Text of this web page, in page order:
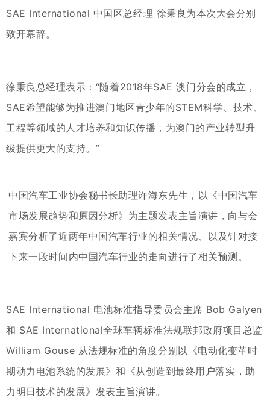
SAE International 中国区总经理 徐秉良为本次大会分别
致开幕辞。
徐秉良总经理表示：“随着2018年SAE 澳门分会的成立，
SAE希望能够为推进澳门地区青少年的STEM科学、技术、
工程等领域的人才培养和知识传播，为澳门的产业转型升
级提供更大的支持。”
中国汽车工业协会秘书长助理许海东先生，以《中国汽车
市场发展趋势和原因分析》为主题发表主旨演讲，向与会
嘉宾分析了近两年中国汽车行业的相关情况、以及针对接
下来一段时间内中国汽车行业的走向进行了相关预测。
SAE International 电池标准指导委员会主席 Bob Galyen
和 SAE International全球车辆标准法规联邦政府项目总监
William Gouse 从法规标准的角度分别以《电动化变革时
期动力电池系统的发展》和《从创造到最终用户落实，助
力明日技术的发展》发表主旨演讲。